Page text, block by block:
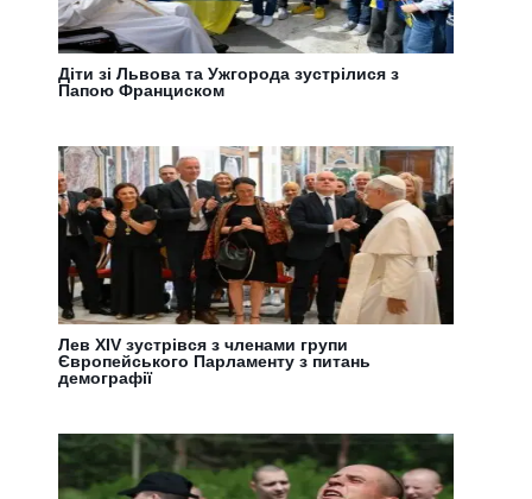
Діти зі Львова та Ужгорода зустрілися з
Папою Франциском
Лев XIV зустрівся з членами групи
Європейського Парламенту з питань
демографії